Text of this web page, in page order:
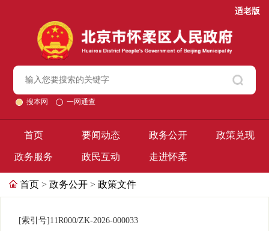
适老版
搜本网 一网通查
首页 要闻动态 政务公开 政策兑现
政务服务 政民互动 走进怀柔
首页 > 政务公开 > 政策文件
[索引号] 11R000/ZK-2026-000033